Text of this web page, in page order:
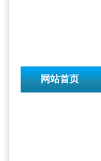
网站首页